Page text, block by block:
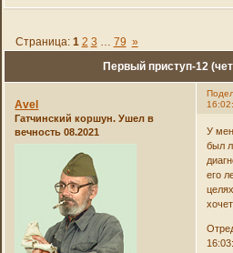
Первый приступ-12
Страница: 1 2 3 … 79 »
Avel
Гатчинский коршун. Ушел в
вечность 08.2021
У
был
его